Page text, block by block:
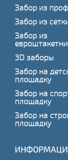
Забор из
Забор из
Забор из
3D заборы
Забор на
площадку
Забор на
площадку
Забор на
площадку